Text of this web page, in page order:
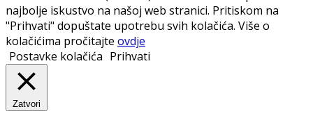
najbolje iskustvo na našoj web stranici. Pritiskom na
"Prihvati" dopuštate upotrebu svih kolačića. Više o
kolačićima pročitajte ovdje
Postavke kolačića Prihvati
Zatvori